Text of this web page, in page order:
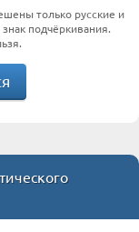
только русские и
подчёркивания.